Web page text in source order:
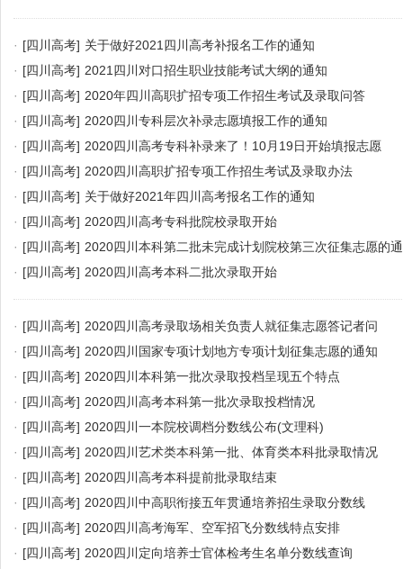
· [四川高考] 关于做好2021四川高考补报名工作的通知
· [四川高考] 2021四川对口招生职业技能考试大纲的通知
· [四川高考] 2020年四川高职扩招专项工作招生考试及录取问答
· [四川高考] 2020四川专科层次补录志愿填报工作的通知
· [四川高考] 2020四川高考专科补录来了！10月19日开始填报志愿
· [四川高考] 2020四川高职扩招专项工作招生考试及录取办法
· [四川高考] 关于做好2021年四川高考报名工作的通知
· [四川高考] 2020四川高考专科批院校录取开始
· [四川高考] 2020四川本科第二批未完成计划院校第三次征集志愿的
· [四川高考] 2020四川高考本科二批次录取开始
· [四川高考] 2020四川高考录取场相关负责人就征集志愿答记者问
· [四川高考] 2020四川国家专项计划地方专项计划征集志愿的通知
· [四川高考] 2020四川本科第一批次录取投档呈现五个特点
· [四川高考] 2020四川高考本科第一批次录取投档情况
· [四川高考] 2020四川一本院校调档分数线公布(文理科)
· [四川高考] 2020四川艺术类本科第一批、体育类本科批录取情况
· [四川高考] 2020四川高考本科提前批录取结束
· [四川高考] 2020四川中高职衔接五年贯通培养招生录取分数线
· [四川高考] 2020四川高考海军、空军招飞分数线特点安排
· [四川高考] 2020四川定向培养士官体检考生名单分数线查询